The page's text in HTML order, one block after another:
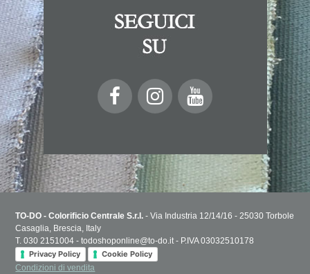
TO-DO - Colorificio Centrale S.r.l. - Via Industria 12/14/16 - 25030 Torbole
Casaglia, Brescia, Italy
T. 030 2151004 - todoshoponline@to-do.it - P.IVA 03032510178
Privacy Policy
Cookie Policy
Condizioni di vendita